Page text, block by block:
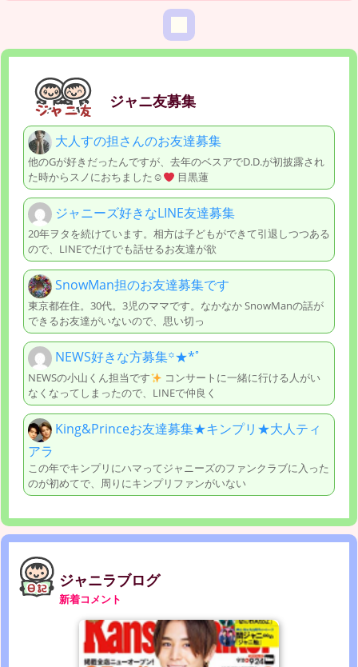
ジャニ友募集
大人すの担さんのお友達募集
他のGが好きだったんですが、去年のベスアでD.D.が初披露され
た時からスノにおちました☺
目黒蓮
ジャニーズ好きなLINE友達募集
20年ヲタを続けています。相方は子どもができて引退しつつある
ので、LINEでだけでも話せるお友達が欲
SnowMan担のお友達募集です
東京都在住。30代。3児のママです。なかなか SnowManの話が
できるお友達がいないので、思い切っ
NEWS好きな方募集꙳★*ﾟ
NEWSの小山くん担当です
コンサートに一緒に行ける人がい
なくなってしまったので、LINEで仲良く
King&Princeお友達募集★キンプリ★大人ティ
アラ
この年でキンプリにハマってジャニーズのファンクラブに入った
のが初めてで、周りにキンプリファンがいない
ジャニラブログ
新着コメント